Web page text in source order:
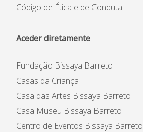
Código de Ética e de Conduta
Aceder diretamente
Fundação Bissaya Barreto
Casas da Criança
Casa das Artes Bissaya Barreto
Casa Museu Bissaya Barreto
Centro de Eventos Bissaya Barreto